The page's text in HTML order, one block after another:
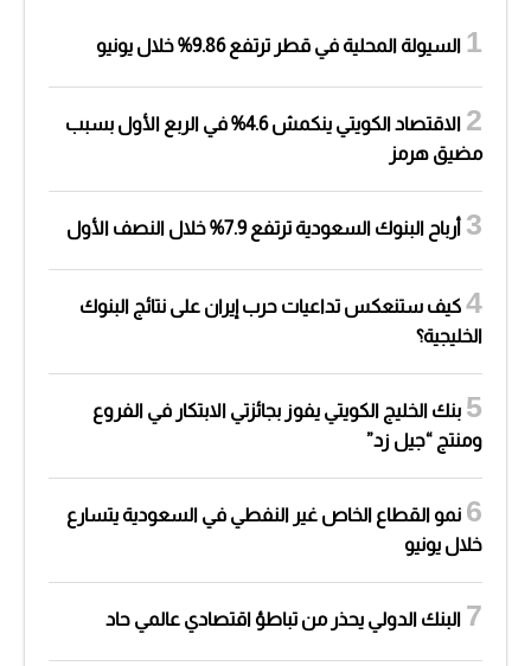
السيولة المحلية في قطر ترتفع 9.86% خلال يونيو
الاقتصاد الكويتي ينكمش 4.6% في الربع الأول بسبب
مضيق هرمز
أرباح البنوك السعودية ترتفع 7.9% خلال النصف الأول
كيف ستنعكس تداعيات حرب إيران على نتائج البنوك
الخليجية؟
بنك الخليج الكويتي يفوز بجائزتي الابتكار في الفروع
ومنتج “جيل زد”
نمو القطاع الخاص غير النفطي في السعودية يتسارع
خلال يونيو
البنك الدولي يحذر من تباطؤ اقتصادي عالمي حاد